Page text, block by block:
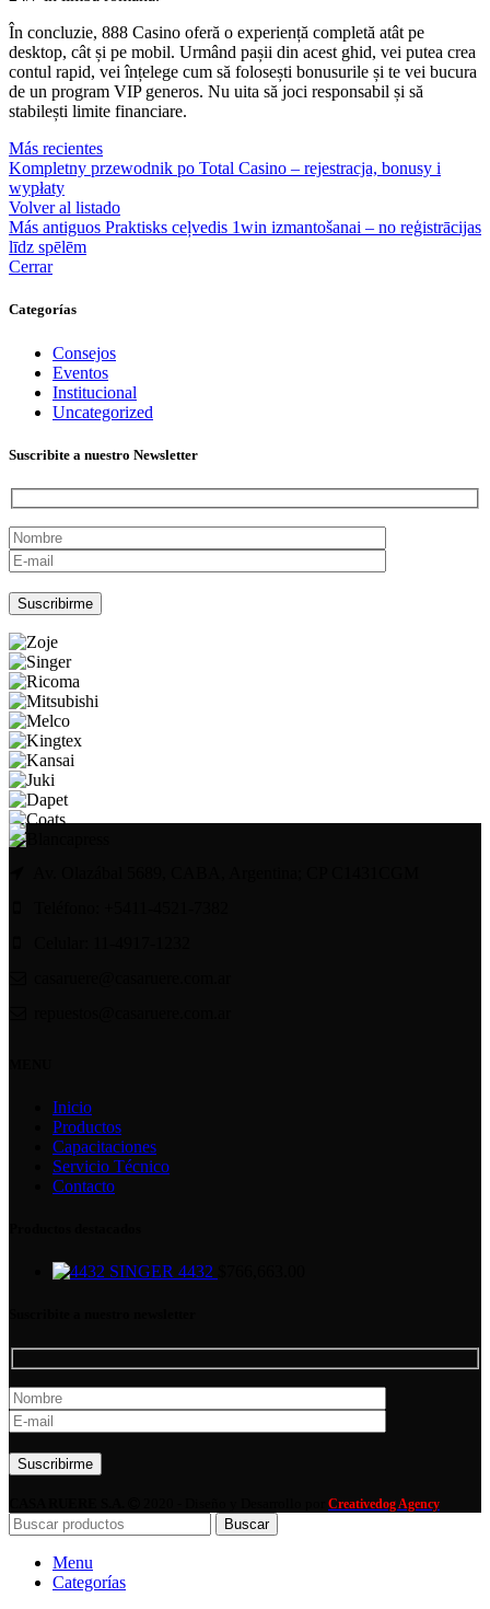
În concluzie, 888 Casino oferă o experiență completă atât pe
desktop, cât și pe mobil. Urmând pașii din acest ghid, vei putea crea
contul rapid, vei înțelege cum să folosești bonusurile și te vei bucura
de un program VIP generos. Nu uita să joci responsabil și să
stabilești limite financiare.
Más recientes
Kompletny przewodnik po Total Casino – rejestracja, bonusy i
wypłaty
Volver al listado
Más antiguos Praktisks ceļvedis 1win izmantošanai – no reģistrācijas
līdz spēlēm
Cerrar
Categorías
Consejos
Eventos
Institucional
Uncategorized
Suscribite a nuestro Newsletter
Inicio
Productos
Capacitaciones
Servicio Técnico
Contacto
SINGER 4432
Creativedog Agency
Buscar
Menu
Categorías